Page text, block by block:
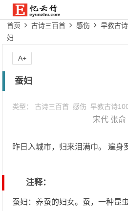
首页 古诗三百首 感伤 早教古
妇
蚕妇
类型： 古诗三百首 感伤 早教古诗
宋代 张俞
昨日入城市，归来泪满巾。 遍身
注释：
蚕妇：养蚕的妇女。蚕，一种昆
A+